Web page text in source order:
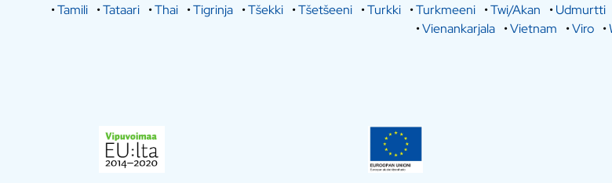
•Tamili •Tataari •Thai •Tigrinja •Tšekki •Tšetšeeni •Turkki •Turkmeeni •Twi/Akan •Udmurtti
•Vienankarjala •Vietnam •Viro •